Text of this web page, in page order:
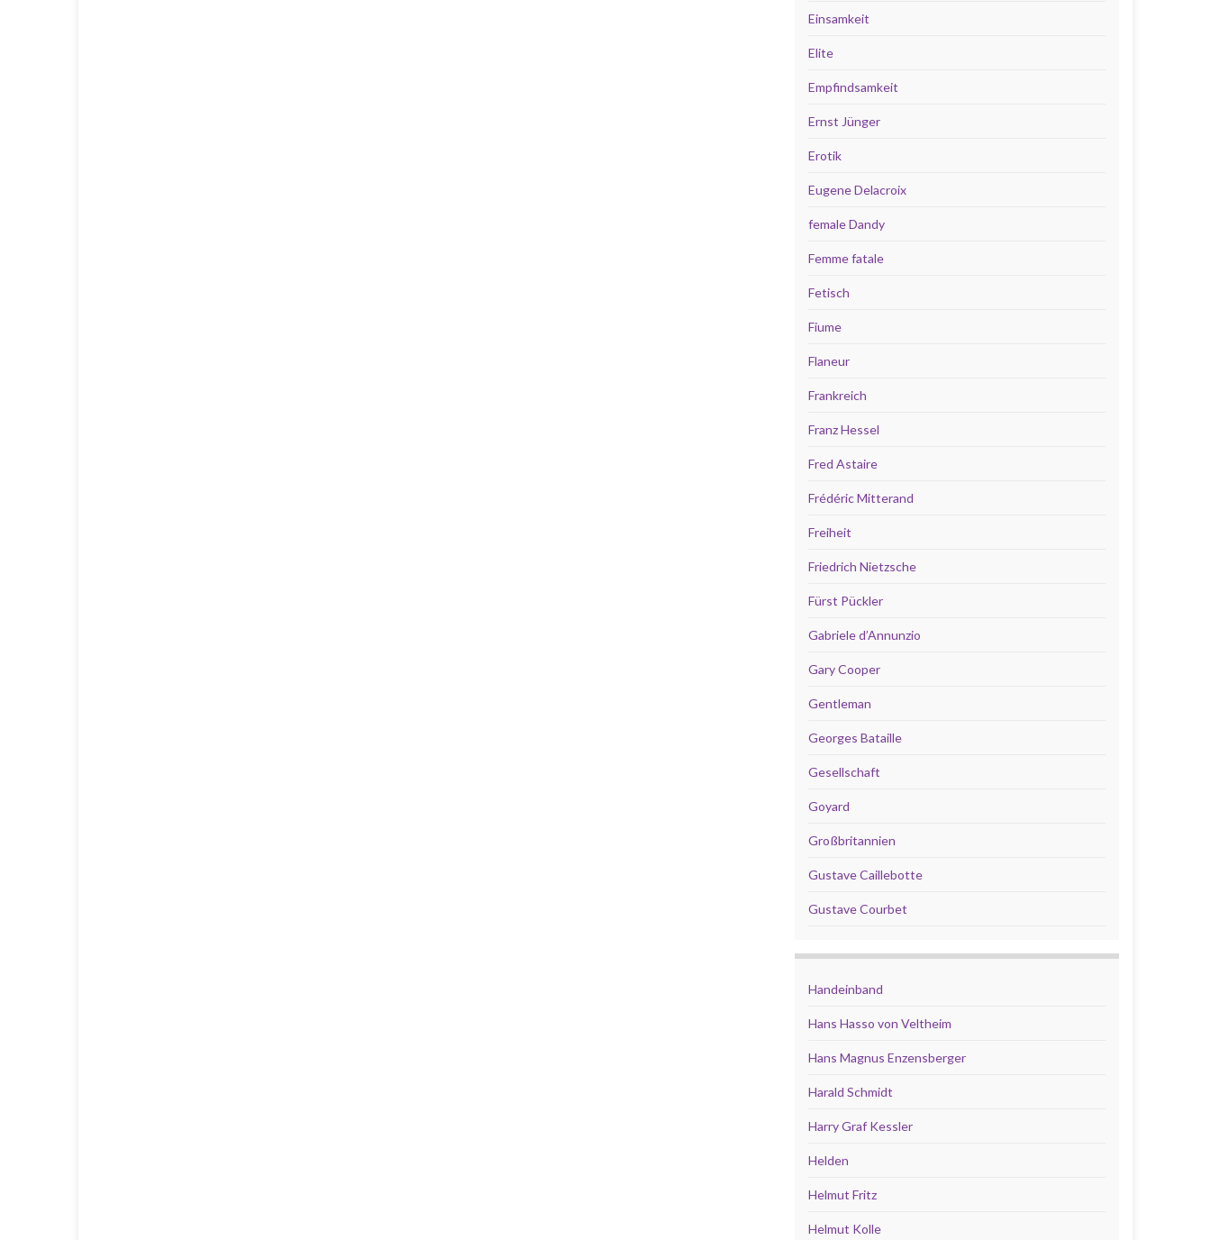
Einsamkeit
Elite
Empfindsamkeit
Ernst Jünger
Erotik
Eugene Delacroix
female Dandy
Femme fatale
Fetisch
Fiume
Flaneur
Frankreich
Franz Hessel
Fred Astaire
Frédéric Mitterand
Freiheit
Friedrich Nietzsche
Fürst Pückler
Gabriele d’Annunzio
Gary Cooper
Gentleman
Georges Bataille
Gesellschaft
Goyard
Großbritannien
Gustave Caillebotte
Gustave Courbet
Handeinband
Hans Hasso von Veltheim
Hans Magnus Enzensberger
Harald Schmidt
Harry Graf Kessler
Helden
Helmut Fritz
Helmut Kolle